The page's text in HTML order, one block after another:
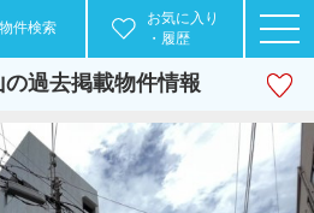
物件検索
お気に入り
・履歴
過去掲載物件情報